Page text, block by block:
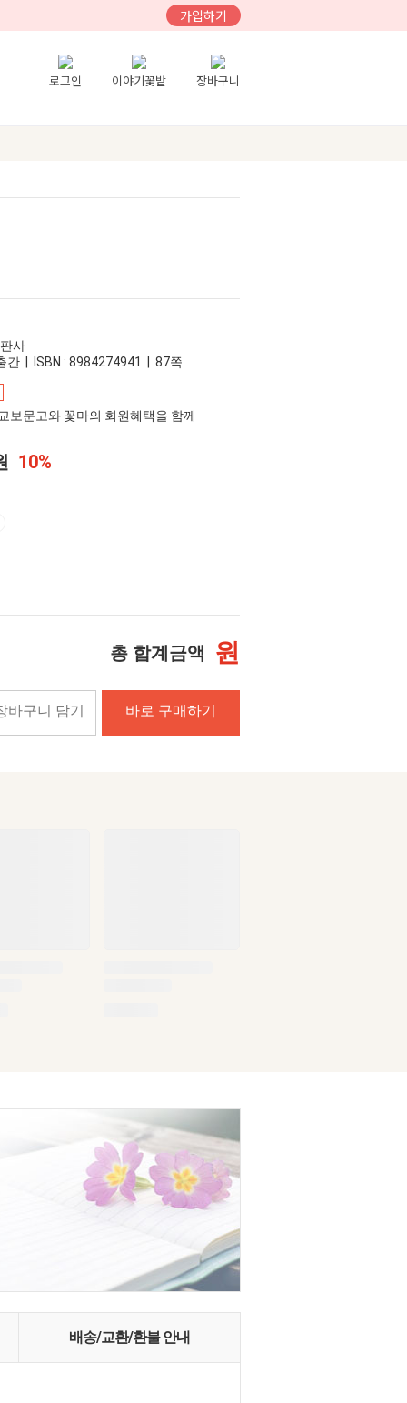
가입하기
로그인 이야기꽃밭 장바구니
사
간 | ISBN : 8984274941 | 87쪽
보문고와 꽃마의 회원혜택을 함께
10%
총 합계금액 원
바구니 담기 바로 구매하기
배송/교환/환불 안내